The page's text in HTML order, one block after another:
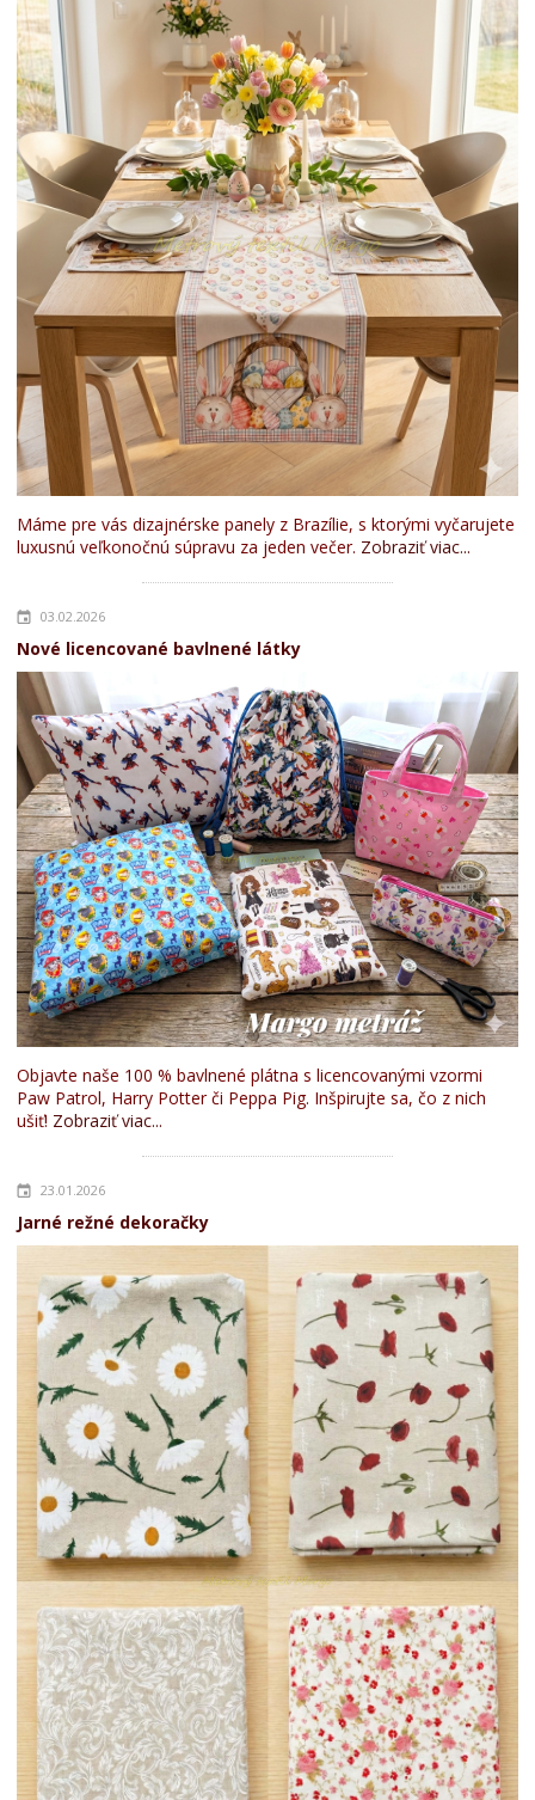
Máme pre vás dizajnérske panely z Brazílie, s ktorými vyčarujete
luxusnú veľkonočnú súpravu za jeden večer. Zobraziť viac...
03.02.2026
Nové licencované bavlnené látky
Objavte naše 100 % bavlnené plátna s licencovanými vzormi
Paw Patrol, Harry Potter či Peppa Pig. Inšpirujte sa, čo z nich
ušiť! Zobraziť viac...
23.01.2026
Jarné režné dekoračky